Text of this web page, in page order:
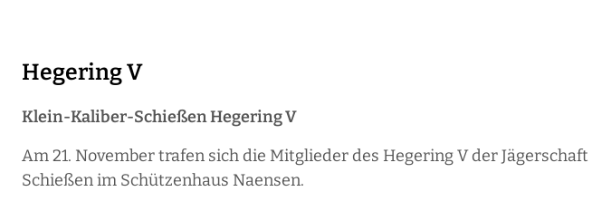
Hegering V
Klein-Kaliber-Schießen Hegering V
Am 21. November trafen sich die Mitglieder des Hegering V der
Schießen im Schützenhaus Naensen.